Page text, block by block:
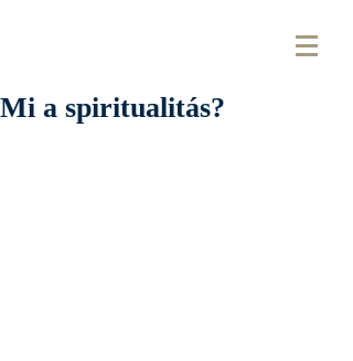
Mi a spiritualitás?